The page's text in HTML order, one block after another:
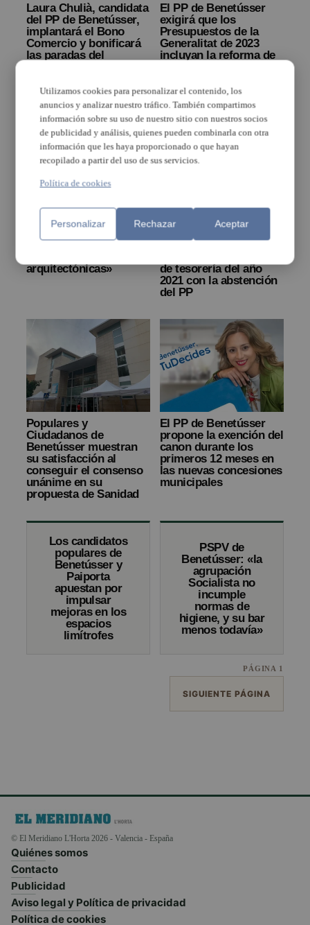
Laura Chulià, candidata
del PP de Benetússer,
implantará el Bono
Comercio y bonificará
las paradas del
emprendedores
El PP de Benetússer
exigirá que los
Presupuestos de la
Generalitat de 2023
incluyan la reforma de
El PP de Benetússer
apoyo del PSPV a la
arquitectónicas»
El pleno de Benetússer
modificación de crédito
de tesorería del año
2021 con la abstención
del PP
Populares y
Ciudadanos de
Benetússer muestran
su satisfacción al
conseguir el consenso
unánime en su
propuesta de Sanidad
El PP de Benetússer
propone la exención del
canon durante los
primeros 12 meses en
las nuevas concesiones
municipales
Los candidatos
populares de
Benetússer y
Paiporta
apuestan por
impulsar
mejoras en los
espacios
limítrofes
PSPV de
Benetússer: «la
agrupación
Socialista no
incumple
normas de
higiene, y su bar
menos todavía»
PÁGINA 1
SIGUIENTE PÁGINA
© El Meridiano L'Horta 2026 - Valencia - España
Quiénes somos
Contacto
Publicidad
Aviso legal y Política de privacidad
Política de cookies
Utilizamos cookies para personalizar el contenido, los
anuncios y analizar nuestro tráfico. También compartimos
información sobre su uso de nuestro sitio con nuestros socios
de publicidad y análisis, quienes pueden combinarla con otra
información que les haya proporcionado o que hayan
recopilado a partir del uso de sus servicios.
Política de cookies
Personalizar Rechazar Aceptar